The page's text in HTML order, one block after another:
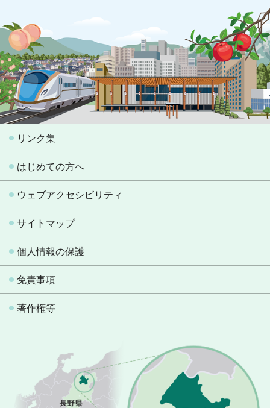
リンク集
はじめての方へ
ウェブアクセシビリティ
サイトマップ
個人情報の保護
免責事項
著作権等